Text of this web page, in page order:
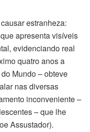
estranheza:
apresenta visíveis
evidenciando real
quatro anos a
Mundo – obteve
nas diversas
inconveniente –
– que lhe
Assustador).